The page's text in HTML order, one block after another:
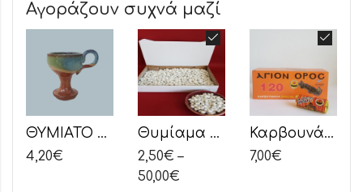
Αγοράζουν συχνά μαζί
ΘΥΜΙΑΤΟ ΚΕΡΑΜΙΚΟ ΥΑΛΟΜΕΝΟ ΔΙΧΡΩΜΟ
4,20€
Θυμίαμα Γιασεμί Εξαιρετικής Ποιότητας
2,50€ –
50,00€
Καρβουνάκια Άγιον Όρος
7,00€